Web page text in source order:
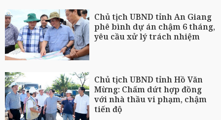
Chủ tịch UBND tỉnh An Giang
phê bình dự án chậm 6 tháng,
yêu cầu xử lý trách nhiệm
Chủ tịch UBND tỉnh Hồ Văn
Mừng: Chấm dứt hợp đồng
với nhà thầu vi phạm, chậm
tiến độ